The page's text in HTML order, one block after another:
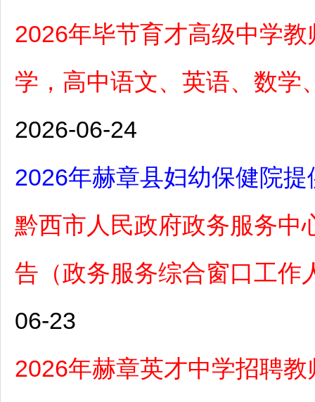
2026年毕节育才高级中学
学，高中语文、英语、数学
2026-06-24
2026年赫章县妇幼保健院
黔西市人民政府政务服务中
告（政务服务综合窗口工作
06-23
2026年赫章英才中学招聘